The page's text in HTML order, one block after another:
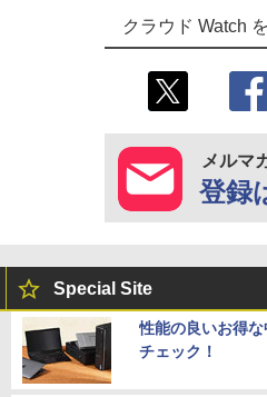
クラウド Watch
メルマ
登録
Special Site
性能の良いお得
チェック！